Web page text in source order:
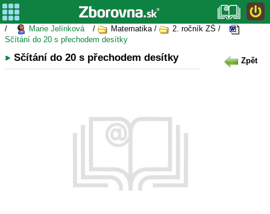
/ Marie Jelínková / Matematika /
2. ročník ZŠ /
Sčítání do 20 s přechodem desítky
Sčítání do 20 s přechodem desítky Zpět